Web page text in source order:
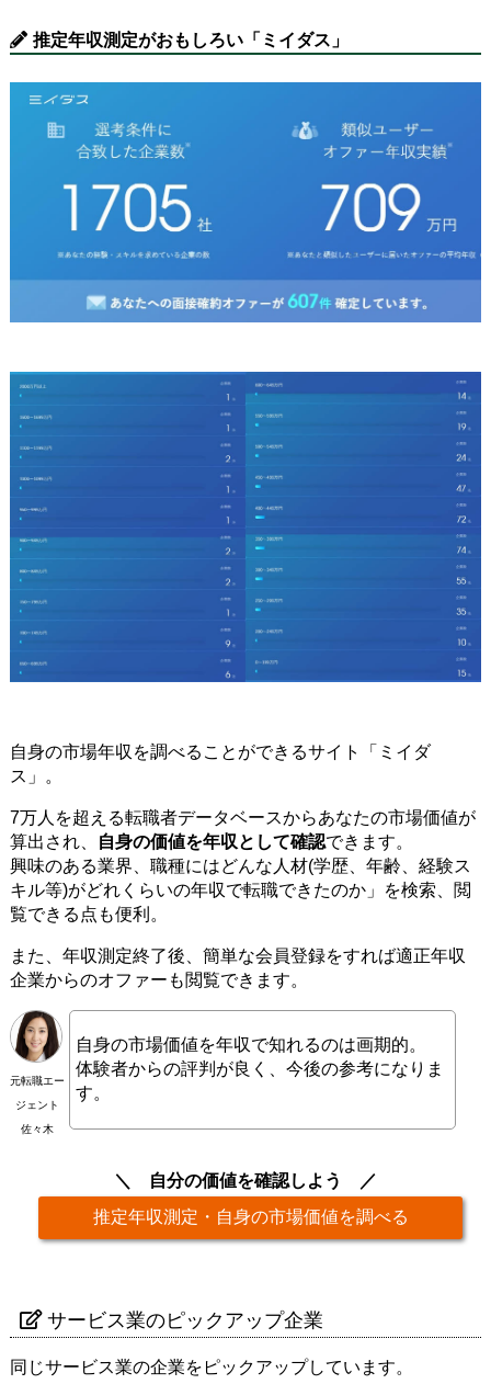
推定年収測定がおもしろい「ミイダス」
自身の市場年収を調べることができるサイト「ミイダ
ス」。
7万人を超える転職者データベースからあなたの市場価値が
算出され、
自身の価値を年収として確認できます。
興味のある業界、職種にはどんな人材(学歴、年齢、経験ス
キル等)がどれくらいの年収で転職できたのか」を検索、閲
覧できる点も便利。
また、年収測定終了後、簡単な会員登録をすれば適正年収
企業からのオファーも閲覧できます。
元転職エー
ジェント
佐々木
自身の市場価値を年収で知れるのは画期的。
体験者からの評判が良く、今後の参考になりま
す。
自分の価値を確認しよう
推定年収測定・自身の市場価値を調べる
サービス業のピックアップ企業
同じサービス業の企業をピックアップしています。